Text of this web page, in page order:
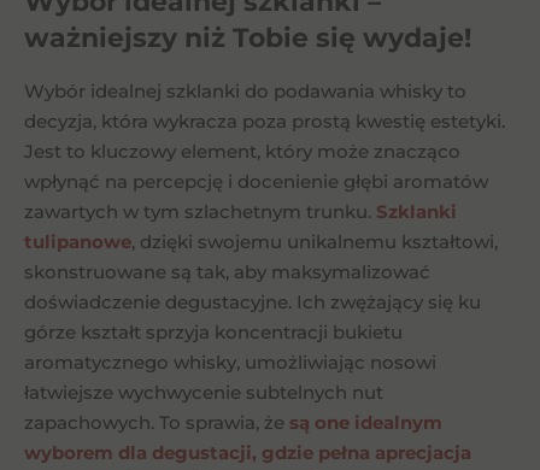
ważniejszy niż Tobie się wydaje!
Wybór idealnej szklanki do podawania whisky to
decyzja, która wykracza poza prostą kwestię estetyki.
Jest to kluczowy element, który może znacząco
wpłynąć na percepcję i docenienie głębi aromatów
zawartych w tym szlachetnym trunku. Szklanki
tulipanowe, dzięki swojemu unikalnemu kształtowi,
skonstruowane są tak, aby maksymalizować
doświadczenie degustacyjne. Ich zwężający się ku
górze kształt sprzyja koncentracji bukietu
aromatycznego whisky, umożliwiając nosowi
łatwiejsze wychwycenie subtelnych nut
zapachowych. To sprawia, że są one idealnym
wyborem dla degustacji, gdzie pełna aprecjacja